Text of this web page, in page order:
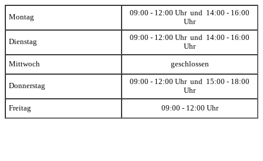
Montag
09:00 - 12:00 Uhr und 14:00 - 16:00
Uhr
Dienstag
09:00 - 12:00 Uhr und 14:00 - 16:00
Uhr
Mittwoch geschlossen
Donnerstag
09:00 - 12:00 Uhr und 15:00 - 18:00
Uhr
Freitag 09:00 - 12:00 Uhr